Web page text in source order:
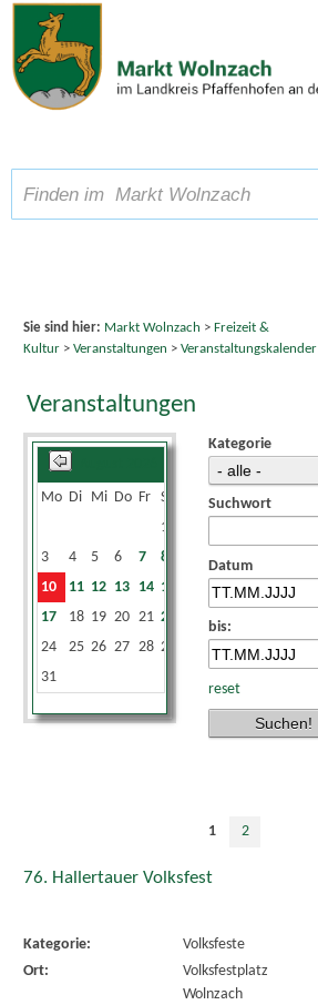
Zum Inhalt,zur Navigation
Schriftgröße A A A
Sie sind hier: Markt Wolnzach > Freizeit &
Kultur> Veranstaltungen > Veranstaltungskalender
Veranstaltungen
Mo Di Mi Do Fr Sa
1
3
4 5 6 7 8
10
11 12 13 14 15
17
18 19 20 21 22
24
25 26 27 28 29
31
Kategorie
Suchwort
Datum
bis:
reset
1 2
76. Hallertauer Volksfest
Kategorie:
Volksfeste
Ort:
Volksfestplatz
Wolnzach